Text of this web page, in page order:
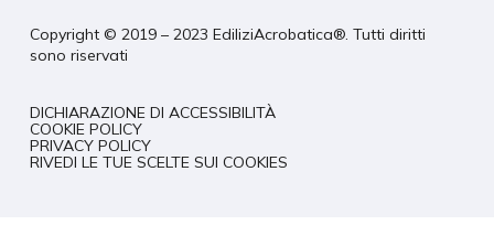
Copyright © 2019 – 2023 EdiliziAcrobatica®. Tutti diritti
sono riservati
DICHIARAZIONE DI ACCESSIBILITÀ
COOKIE POLICY
PRIVACY POLICY
RIVEDI LE TUE SCELTE SUI COOKIES